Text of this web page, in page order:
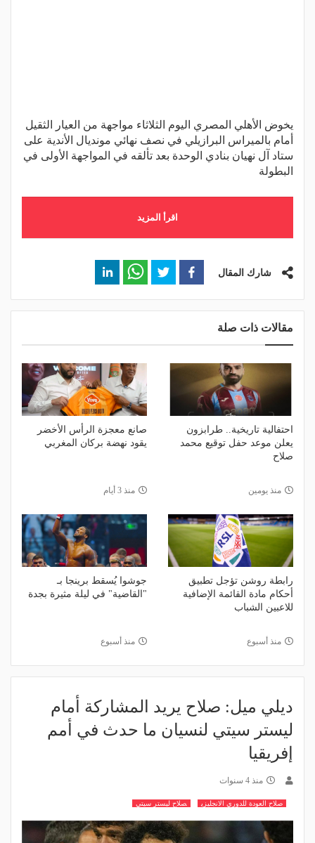
يخوض الأهلي المصري اليوم الثلاثاء مواجهة من العيار الثقيل
أمام بالميراس البرازيلي في نصف نهائي مونديال الأندية على
ستاد آل نهيان بنادي الوحدة بعد تألقه في المواجهة الأولى في
البطولة
اقرأ المزيد
شارك المقال
مقالات ذات صلة
احتفالية تاريخية.. طرابزون
يعلن موعد حفل توقيع محمد
صلاح
منذ يومين
صانع معجزة الرأس الأخضر
يقود نهضة بركان المغربي
منذ 3 أيام
رابطة روشن تؤجل تطبيق
أحكام مادة القائمة الإضافية
للاعبين الشباب
منذ أسبوع
جوشوا يُسقط برينجا بـ
"القاضية" في ليلة مثيرة بجدة
منذ أسبوع
ديلي ميل: صلاح يريد المشاركة أمام
ليستر سيتي لنسيان ما حدث في أمم
إفريقيا
منذ 4 سنوات
صلاح العودة للدوري الانجليزي صلاح ليستر سيتي